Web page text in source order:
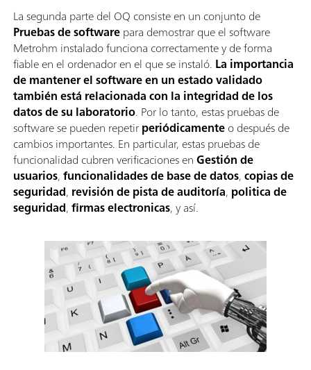
La segunda parte del OQ consiste en un conjunto de
Pruebas de softwarepara demostrar que el software
Metrohm instalado funciona correctamente y de forma
fiable en el ordenador en el que se instaló. La importancia
de mantener el software en un estado validado
también está relacionada con la integridad de los
datos de su laboratorio. Por lo tanto, estas pruebas de
software se pueden repetirperiódicamenteo después de
cambios importantes. En particular, estas pruebas de
funcionalidad cubren verificaciones enGestión de
usuarios,funcionalidades de base de datos,copias de
seguridad, revisión de pista de auditoría, politica de
seguridad,firmas electronicas, y así.